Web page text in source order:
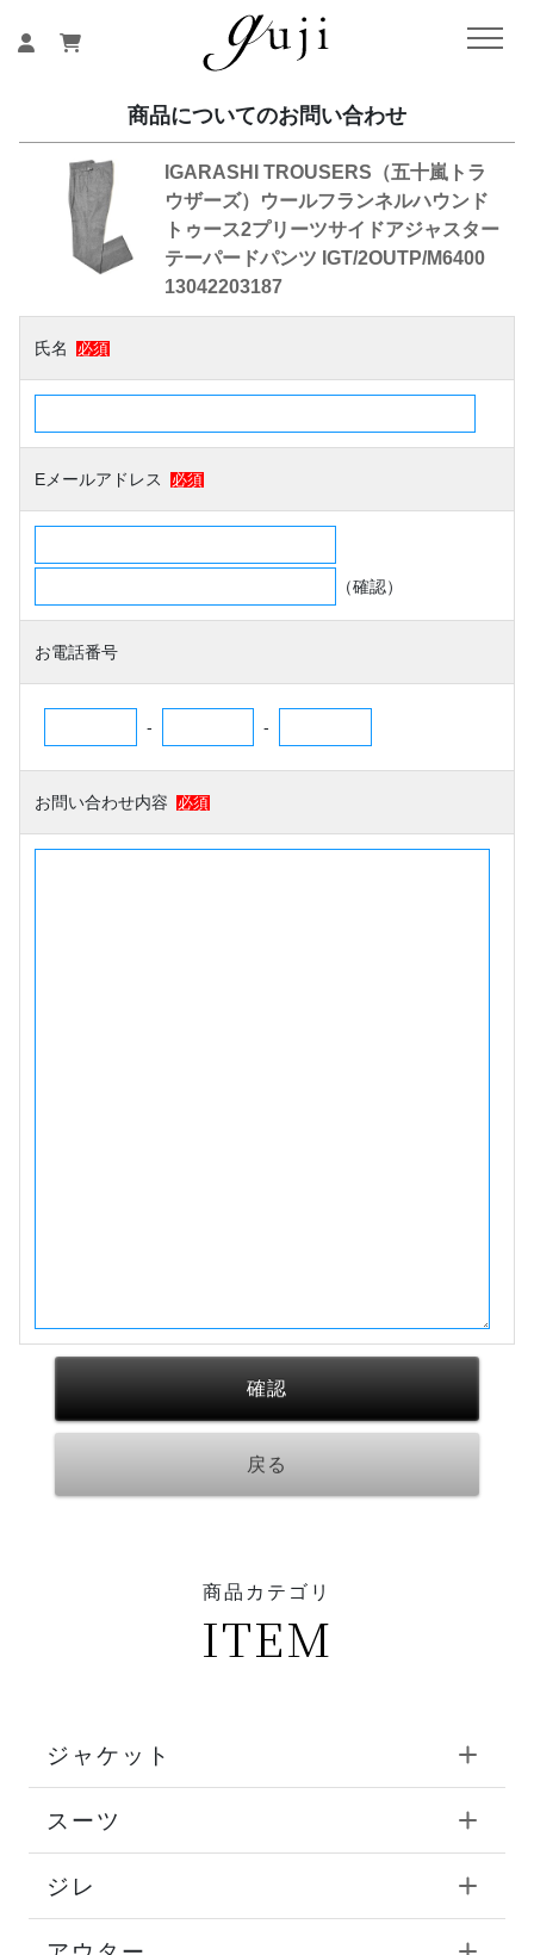
商品についてのお問い合わせ
IGARASHI TROUSERS（五十嵐トラ
ウザーズ）ウールフランネルハウンド
トゥース2プリーツサイドアジャスター
テーパードパンツ IGT/2OUTP/M6400
13042203187
氏名 必須
Eメールアドレス 必須
（確認）
お電話番号
- -
お問い合わせ内容 必須
商品カテゴリ
ITEM
ジャケット
スーツ
ジレ